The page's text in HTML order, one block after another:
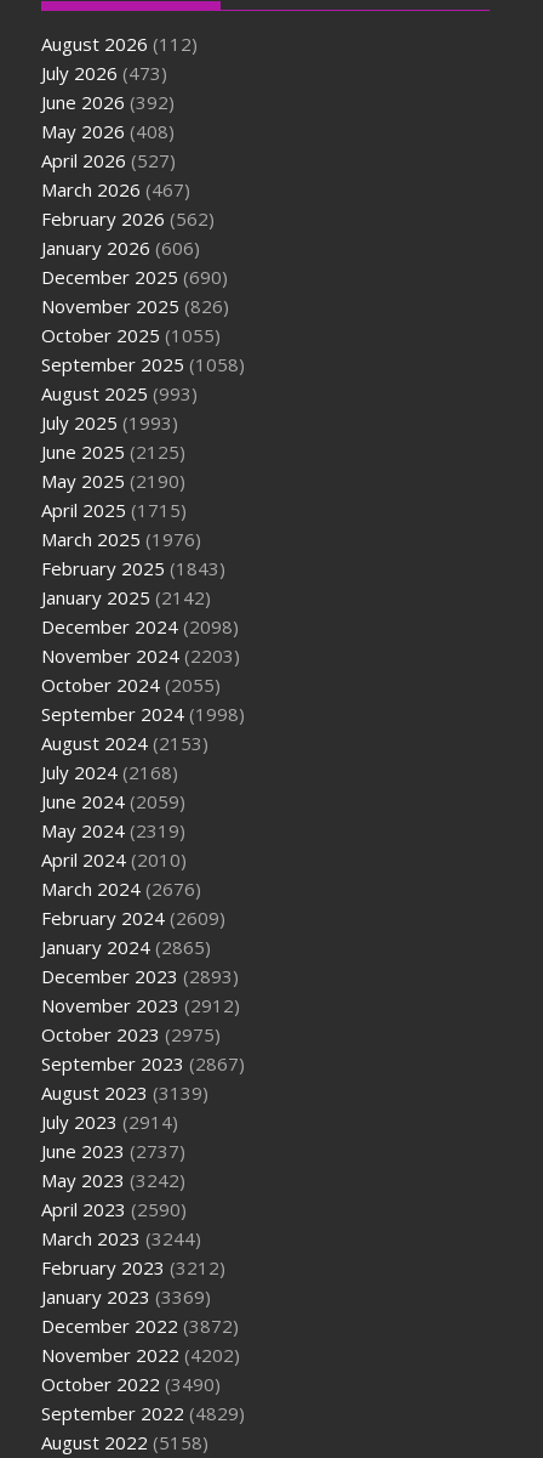
August 2026 (112)
July 2026 (473)
June 2026 (392)
May 2026 (408)
April 2026 (527)
March 2026 (467)
February 2026 (562)
January 2026 (606)
December 2025 (690)
November 2025 (826)
October 2025 (1055)
September 2025 (1058)
August 2025 (993)
July 2025 (1993)
June 2025 (2125)
May 2025 (2190)
April 2025 (1715)
March 2025 (1976)
February 2025 (1843)
January 2025 (2142)
December 2024 (2098)
November 2024 (2203)
October 2024 (2055)
September 2024 (1998)
August 2024 (2153)
July 2024 (2168)
June 2024 (2059)
May 2024 (2319)
April 2024 (2010)
March 2024 (2676)
February 2024 (2609)
January 2024 (2865)
December 2023 (2893)
November 2023 (2912)
October 2023 (2975)
September 2023 (2867)
August 2023 (3139)
July 2023 (2914)
June 2023 (2737)
May 2023 (3242)
April 2023 (2590)
March 2023 (3244)
February 2023 (3212)
January 2023 (3369)
December 2022 (3872)
November 2022 (4202)
October 2022 (3490)
September 2022 (4829)
August 2022 (5158)